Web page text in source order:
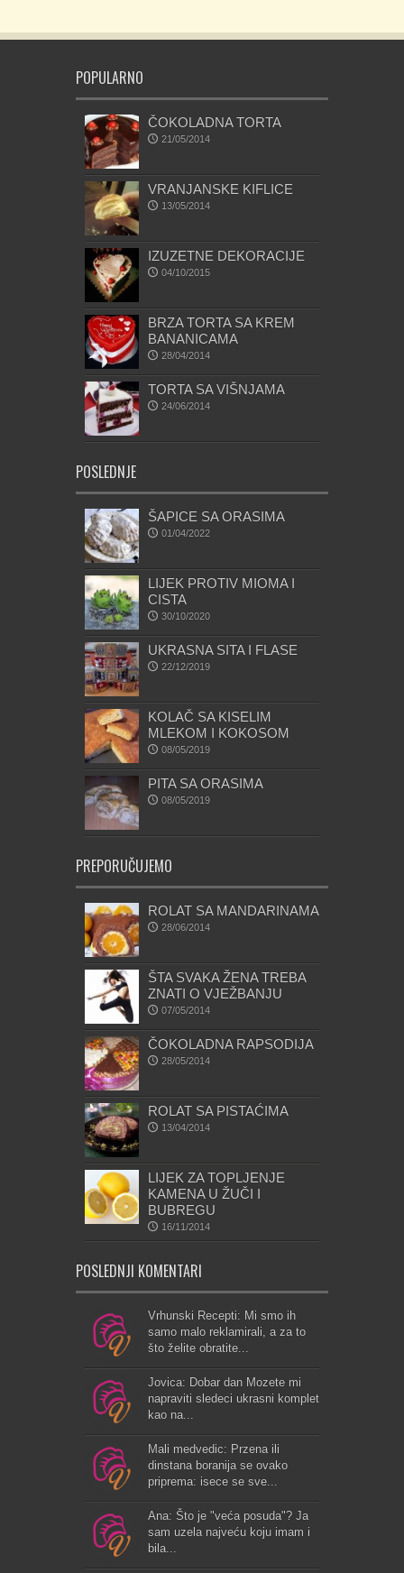
POPULARNO
ČOKOLADNA TORTA
21/05/2014
VRANJANSKE KIFLICE
13/05/2014
IZUZETNE DEKORACIJE
04/10/2015
BRZA TORTA SA KREM
BANANICAMA
28/04/2014
TORTA SA VIŠNJAMA
24/06/2014
POSLEDNJE
ŠAPICE SA ORASIMA
01/04/2022
LIJEK PROTIV MIOMA I
CISTA
30/10/2020
UKRASNA SITA I FLASE
22/12/2019
KOLAČ SA KISELIM
MLEKOM I KOKOSOM
08/05/2019
PITA SA ORASIMA
08/05/2019
PREPORUČUJEMO
ROLAT SA MANDARINAMA
28/06/2014
ŠTA SVAKA ŽENA TREBA
ZNATI O VJEŽBANJU
07/05/2014
ČOKOLADNA RAPSODIJA
28/05/2014
ROLAT SA PISTAĆIMA
13/04/2014
LIJEK ZA TOPLJENJE
KAMENA U ŽUČI I
BUBREGU
16/11/2014
POSLEDNJI KOMENTARI
Vrhunski Recepti: Mi smo ih
samo malo reklamirali, a za to
što želite obratite...
Jovica: Dobar dan Mozete mi
napraviti sledeci ukrasni komplet
kao na...
Mali medvedic: Przena ili
dinstana boranija se ovako
priprema: isece se sve...
Ana: Što je "veća posuda"? Ja
sam uzela najveću koju imam i
bila...